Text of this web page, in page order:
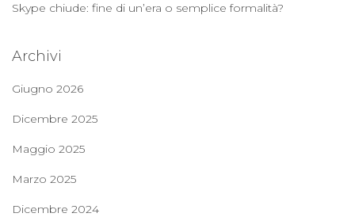
Skype chiude: fine di un’era o semplice formalità?
Archivi
Giugno 2026
Dicembre 2025
Maggio 2025
Marzo 2025
Dicembre 2024